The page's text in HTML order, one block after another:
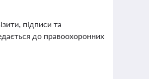
підписи та
до правоохоронних